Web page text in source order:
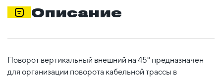
Описание
Поворот вертикальный внешний на 45° предназначен
для организации поворота кабельной трассы в